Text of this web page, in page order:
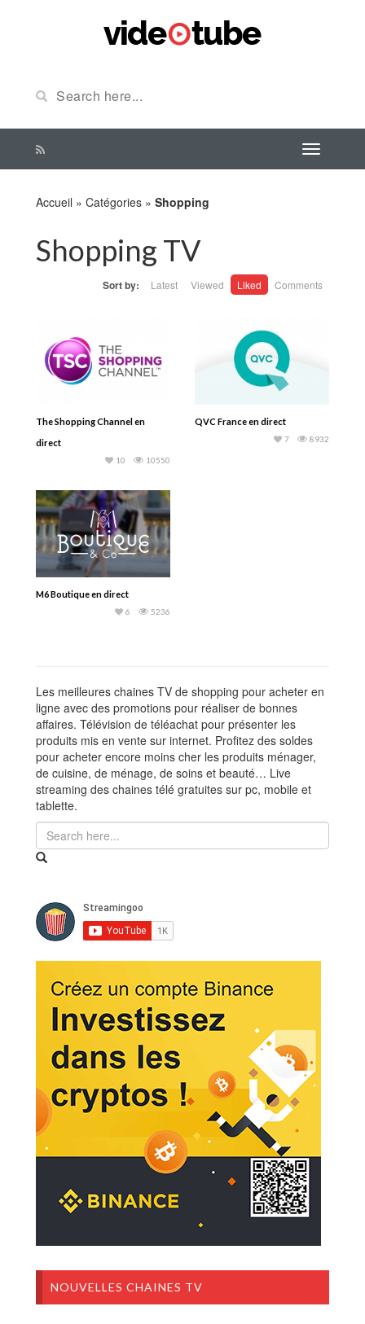
Accueil » Catégories » Shopping
Shopping TV
Sort by: Latest Viewed Liked Comments
The Shopping Channel en
direct
10550
10
QVC France en direct
8932
7
M6 Boutique en direct
5236
6
Les meilleures chaines TV de shopping pour acheter en
ligne avec des promotions pour réaliser de bonnes
affaires. Télévision de téléachat pour présenter les
produits mis en vente sur internet. Profitez des soldes
pour acheter encore moins cher les produits ménager,
de cuisine, de ménage, de soins et beauté… Live
streaming des chaines télé gratuites sur pc, mobile et
tablette.
NOUVELLES CHAINES TV